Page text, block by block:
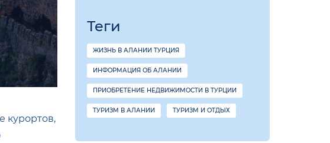
курортов,
Теги
ЖИЗНЬ В АЛАНИИ ТУРЦИЯ
ИНФОРМАЦИЯ ОБ АЛАНИИ
ПРИОБРЕТЕНИЕ НЕДВИЖИМОСТИ В ТУРЦИИ
ТУРИЗМ В АЛАНИИ ТУРИЗМ И ОТДЫХ